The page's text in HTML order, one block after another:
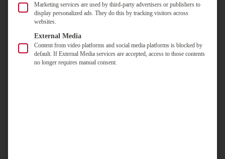
„Nachdem wir diese
durchschlagenden Argumente dem
Aufsichtsrat und dem Vorstand
vorgetragen hatten, gab es eigentlich
kaum noch Diskussionsbedarf.
Marketing services are used by third-party advertisers or publishers to
display personalized ads. They do this by tracking visitors across
websites.
External Media
Content from video platforms and social media platforms is blocked by
default. If External Media services are accepted, access to those contents
no longer requires manual consent.